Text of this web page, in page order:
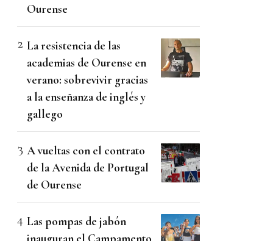
Ourense
La resistencia de las
academias de Ourense en
verano: sobrevivir gracias
a la enseñanza de inglés y
gallego
A vueltas con el contrato
de la Avenida de Portugal
de Ourense
Las pompas de jabón